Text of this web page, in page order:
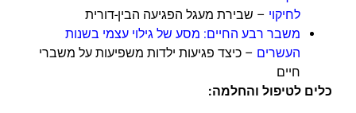
לחיקוי – שבירת מעגל הפגיעה הבין-דורית
משבר רבע החיים: מסע של גילוי עצמי בשנות
העשרים – כיצד פגיעות ילדות משפיעות על משברי
חיים
כלים לטיפול והחלמה: